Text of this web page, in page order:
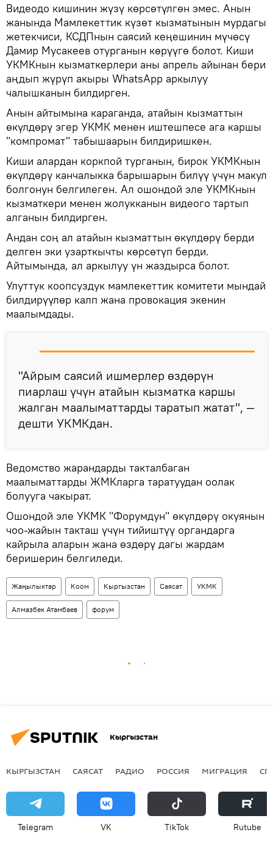
Видеодо кишинин жүзү көрсөтүлгөн эмес. Анын
жанында Мамлекеттик күзөт кызматынын мурдагы
жетекчиси, КСДПнын саясий кеңешинин мүчөсү
Дамир Мусакеев отурганын көрүүгө болот. Киши
УКМКнын кызматкерлери аны апрель айынан бери
аңдып жүрүп акыры WhatsApp аркылуу
чалышканын билдирген.
Анын айтымына караганда, атайын кызматтын
өкүлдөрү эгер УКМК менен иштешпесе ага каршы
"компромат" табышаарын билдиришкен.
Киши алардан коркпой турганын, бирок УКМКнын
өкүлдөрү канчалыкка барышарын билүү үчүн макул
болгонун белгилеген. Ал ошондой эле УКМКнын
кызматкери менен жолукканын видеого тартып
алганын билдирген.
Андан соң ал атайын кызматтын өкүлдөрү берди
делген эки узарткычты көрсөтүп берди.
Айтымында, ал аркылуу үн жаздырса болот.
Улуттук коопсуздук мамлекеттик комитети мындай
билдирүүлөр калп жана провокация экенин
маалымдады.
"Айрым саясий ишмерлер өздөрүн
пиарлаш үчүн атайын кызматка каршы
жалган маалыматтарды таратып жатат", —
дешти УКМКдан.
Ведомство жарандарды такталбаган
маалыматтарды ЖМКларга таратуудан оолак
болууга чакырат.
Ошондой эле УКМК "Форумдун" өкүлдөрү окуянын
чоо-жайын такташ үчүн тийиштүү органдарга
кайрыла аларын жана өздөрү дагы жардам
беришерин белгиледи.
Жаңылыктар Коом Кыргызстан Саясат УКМК
Алмазбек Атамбаев форум
Кыргызстан
КЫРГЫЗСТАН САЯСАТ РАДИО РОССИЯ МИГРАЦИЯ
Telegram VK ТikТоk Rutube